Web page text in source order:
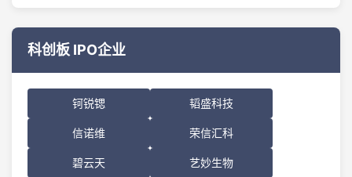
科创板 IPO企业
钶锐锶 韬盛科技
信诺维 荣信汇科
碧云天 艺妙生物